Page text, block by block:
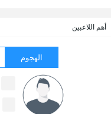
أهم اللاعبين
الهجوم